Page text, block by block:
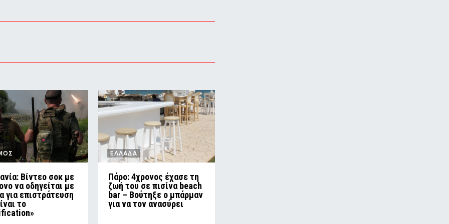
Βίντεο σοκ με
να οδηγείται με
για επιστράτευση
το
ΕΛΛΑΔΑ
Πάρο: 4χρονος έχασε τη
ζωή του σε πισίνα beach
bar – Βούτηξε ο μπάρμαν
για να τον ανασύρει